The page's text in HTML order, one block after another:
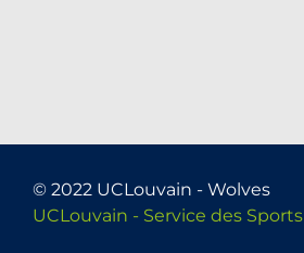
© 2022 UCLouvain - Wolves
UCLouvain - Service des Sports